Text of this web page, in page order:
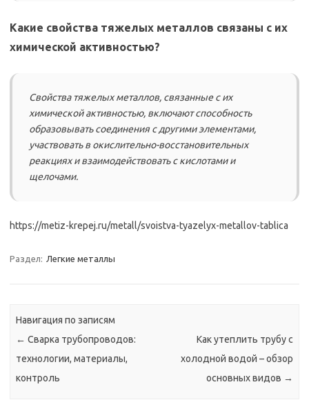
Какие свойства тяжелых металлов связаны с их
химической активностью?
Свойства тяжелых металлов, связанные с их
химической активностью, включают способность
образовывать соединения с другими элементами,
участвовать в окислительно-восстановительных
реакциях и взаимодействовать с кислотами и
щелочами.
https://metiz-krepej.ru/metall/svoistva-tyazelyx-metallov-tablica
Раздел: Легкие металлы
Навигация по записям
← Сварка трубопроводов:
технологии, материалы,
контроль
Как утеплить трубу с
холодной водой – обзор
основных видов →